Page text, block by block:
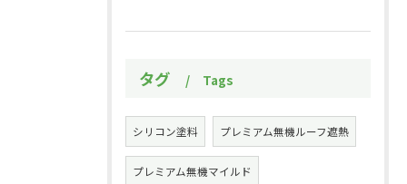
タグ Tags
シリコン塗料 プレミアム無機ルーフ遮熱
プレミアム無機マイルド